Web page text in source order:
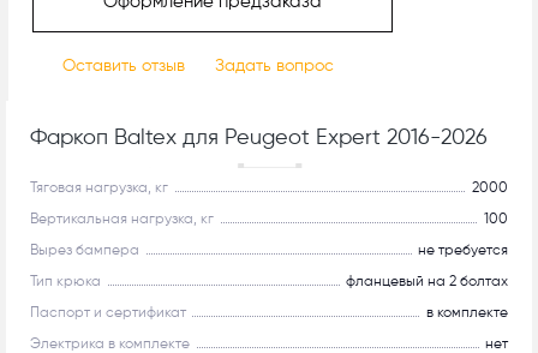
Оставить отзыв Задать вопрос
Фаркоп Baltex для Peugeot Expert 2016-2026
Рекомендуем
Тяговая нагрузка, кг 2000
Вертикальная нагрузка, кг 100
Вырез бампера не требуется
Тип крюка фланцевый на 2 болтах
Паспорт и сертификат в комплекте
Электрика в комплекте нет